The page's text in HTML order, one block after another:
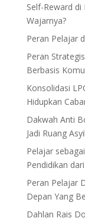
Self-Reward
Wajarnya?
Peran Pelajar
Peran
Berbasis
Konsolidasi
Hidupkan
Dakwah Anti
Jadi Ruang
Pelajar
Pendidikan
Peran Pelajar
Depan Yang
Dahlan Rais